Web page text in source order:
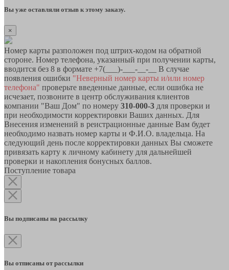
Вы уже оставляли отзыв к этому заказу.
×
Номер карты разположен под штрих-кодом на обратной
стороне. Номер телефона, указанный при получении карты,
вводится без 8 в формате +7(___)-___-__-__ В случае
появления ошибки "Неверный номер карты и/или номер
телефона" проверьте введенные данные, если ошибка не
исчезает, позвоните в центр обслуживания клиентов
компании "Ваш Дом" по номеру 310-000-3 для проверки и
при необходимости корректировки Ваших данных. Для
Внесения изменений в реистрационные данные Вам будет
необходимо назвать номер карты и Ф.И.О. владельца. На
следующий день после корректировки данных Вы сможете
привязать карту к личному кабинету для дальнейшей
проверки и накопления бонусных баллов.
Поступление товара
Вы подписаны на рассылку
Вы отписаны от рассылки